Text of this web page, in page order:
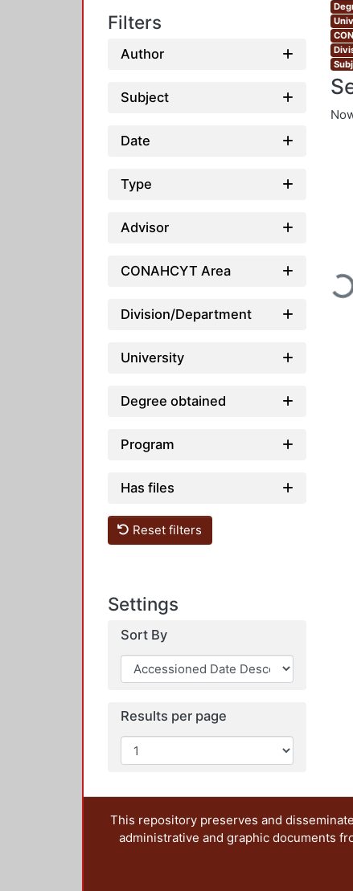
Filters
Author
Subject
Date
Type
Advisor
CONAHCYT Area
Division/Department
University
Degree obtained
Program
Has files
Reset filters
Settings
Sort By
Results per page
This repository preserves and
administrative and graphic documents